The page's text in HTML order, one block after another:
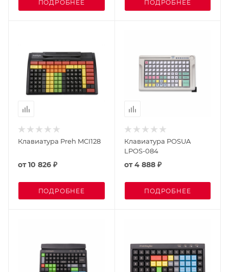
ПОДРОБНЕЕ ПОДРОБНЕЕ
Клавиатура Preh MCI128
от10 826 ₽
ПОДРОБНЕЕ
Клавиатура POSUA
LPOS-084
от4 888 ₽
ПОДРОБНЕЕ